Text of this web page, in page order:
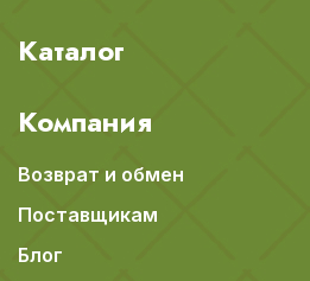
Каталог
Компания
Возврат и обмен
Поставщикам
Блог